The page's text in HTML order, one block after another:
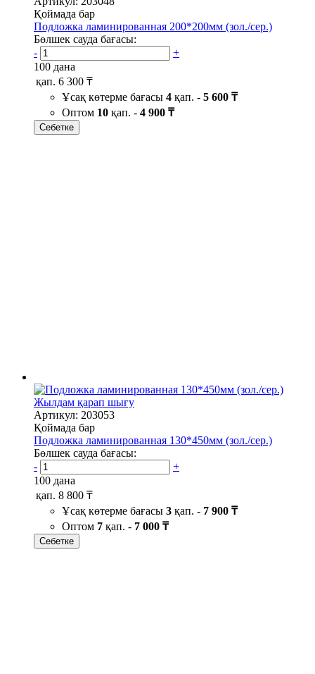
Қоймада бар
Подложка ламинированная 200*200мм (зол./сер.)
Бөлшек сауда бағасы:
-
+
100 дана
қап. 6 300 ₸
Ұсақ көтерме бағасы 4 қап. - 5 600 ₸
Оптом 10 қап. - 4 900 ₸
Себетке
Жылдам қарап шығу
Артикул: 203053
Қоймада бар
Подложка ламинированная 130*450мм (зол./сер.)
Бөлшек сауда бағасы:
-
+
100 дана
қап. 8 800 ₸
Ұсақ көтерме бағасы 3 қап. - 7 900 ₸
Оптом 7 қап. - 7 000 ₸
Себетке